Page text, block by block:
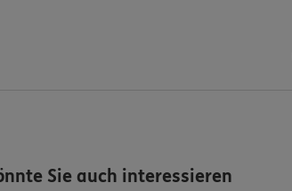
Sie auch interessieren